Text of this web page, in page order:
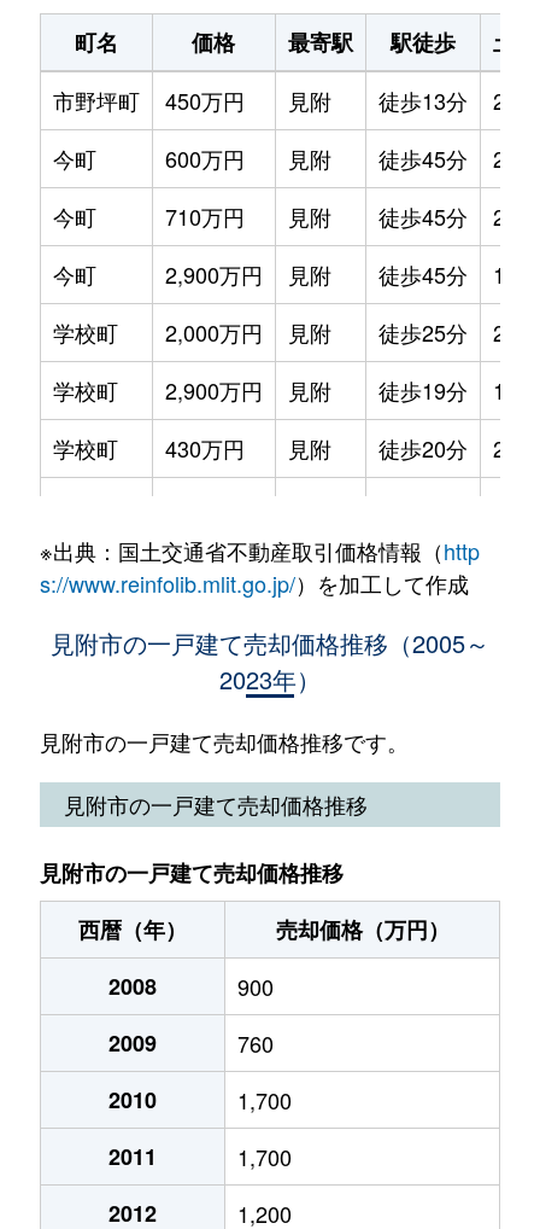
町名 価格 最寄駅 駅徒歩
土
市野坪町
450万円 見附 徒歩13分
今町
600万円 見附 徒歩45分
今町
710万円 見附 徒歩45分
今町
2,900万円 見附 徒歩45分
学校町
2,000万円 見附 徒歩25分
学校町
2,900万円 見附 徒歩19分
学校町
430万円 見附 徒歩20分
学校町
170万円 見附 徒歩25分
170万円 見附
芝野町
800万円 見附 徒歩25分
芝野町
580万円 見附
新町
1,300万円 見附 徒歩29分
新町
940万円 見附 徒歩45分
1,200万円 見附
1,200万円 見附
※出典：国土交通省不動産取引価格情報（http
s://www.reinfolib.mlit.go.jp/）を加工して作成
見附市の一戸建て売却価格推移（2005～
2023年）
見附市の一戸建て売却価格推移です。
見附市の一戸建て売却価格推移
見附市の一戸建て売却価格推移
西暦（年）
売却価格（万円）
2008
900
2009
760
2010
1,700
2011
1,700
2012
1,200